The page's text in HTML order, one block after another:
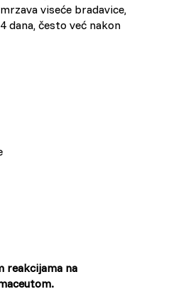
viseće bradavice,
dana, često već nakon
reakcijama na